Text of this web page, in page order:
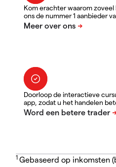
Kom erachter waarom
ons de nummer 1 aanbieder
Doorloop de interactieve
app, zodat u het handelen
1 Gebaseerd op inkomsten